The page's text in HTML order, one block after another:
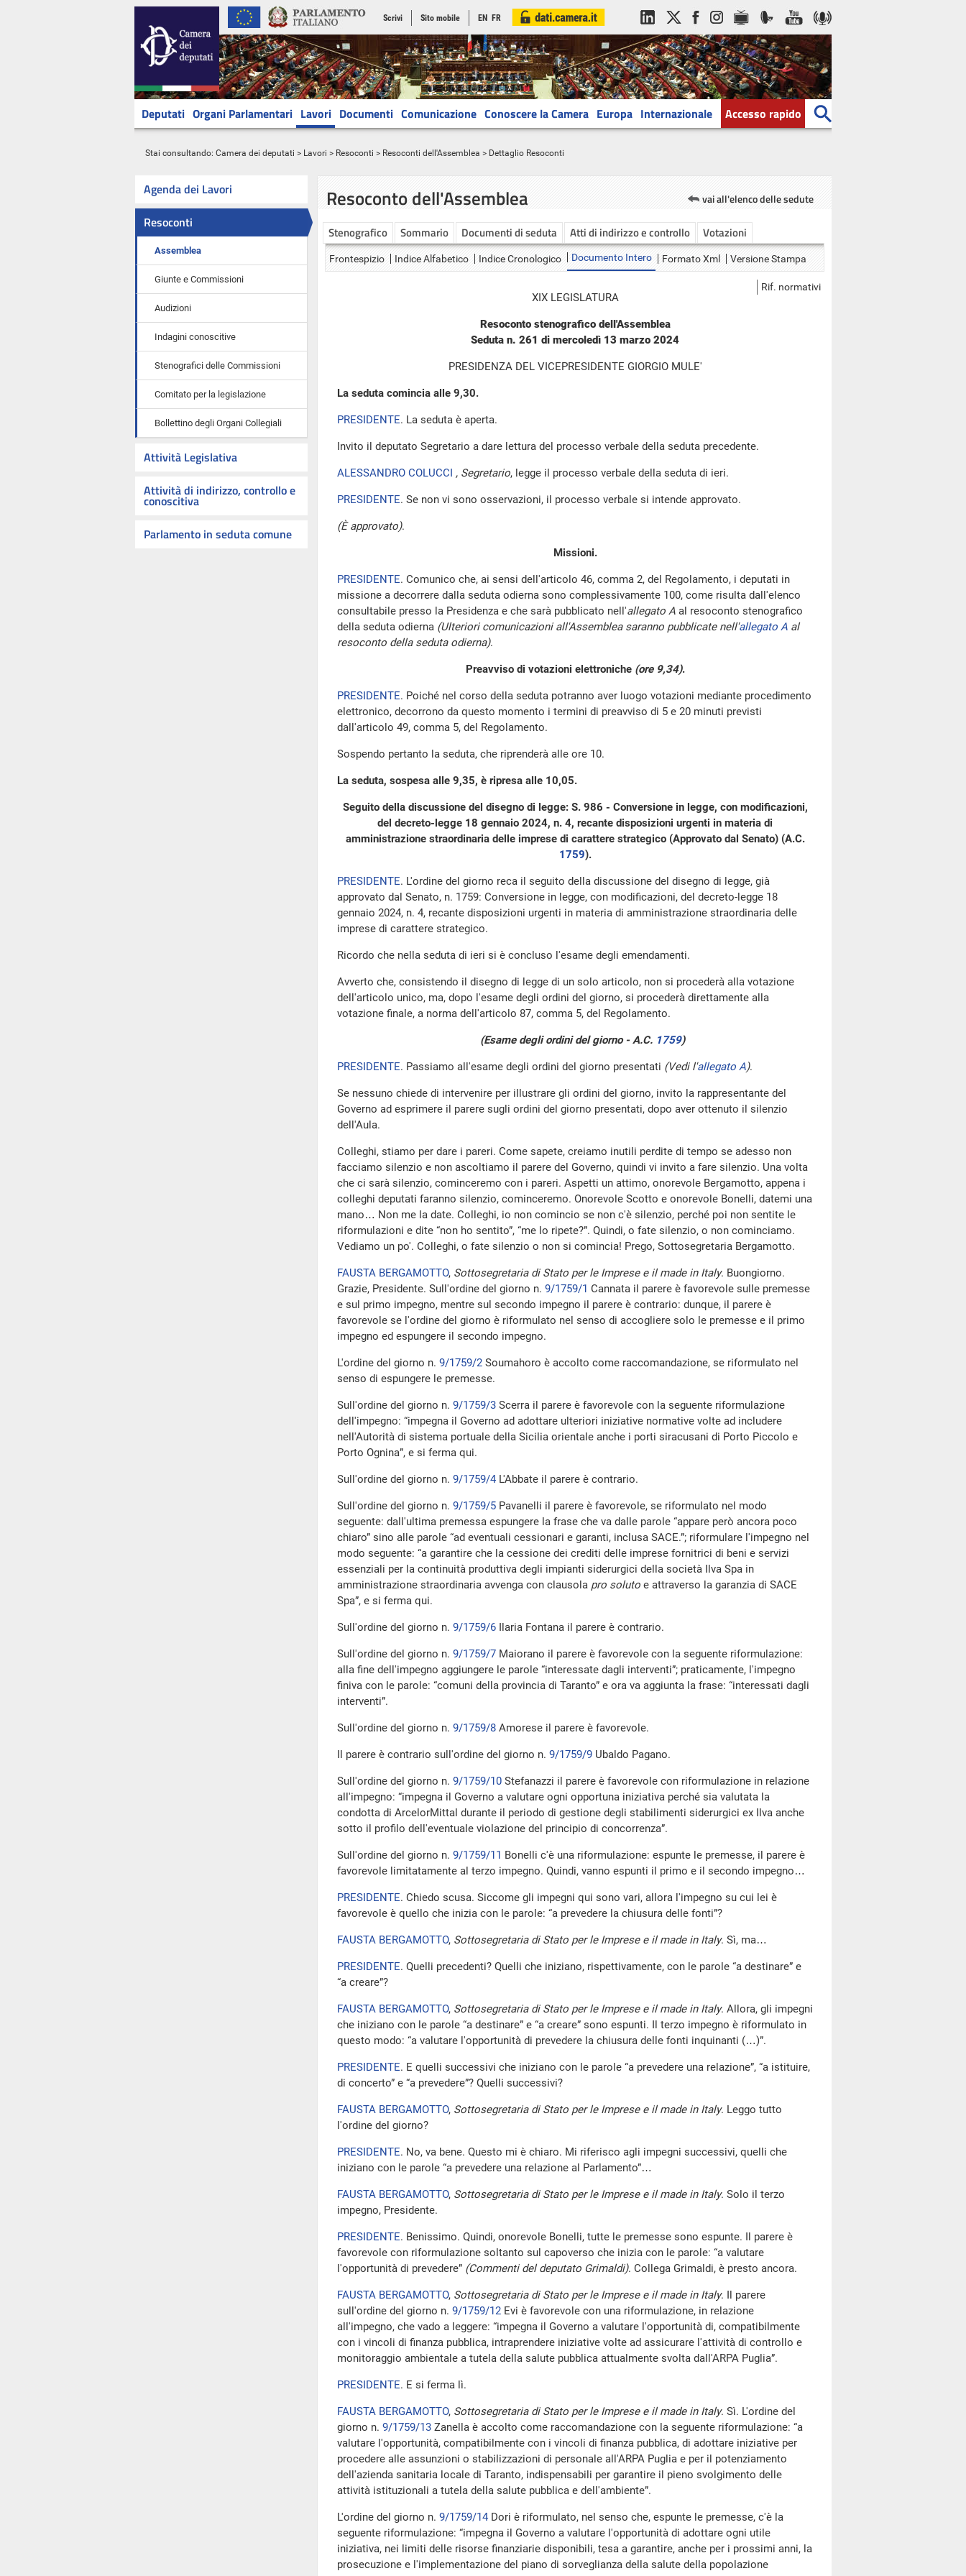
Scrivi Sito mobile EN FR
Deputati Organi Parlamentari Lavori Documenti Comunicazione Conoscere la Camera Europa Internazionale Accesso rapido
Stai consultando: Camera dei deputati > Lavori > Resoconti > Resoconti dell'Assemblea > Dettaglio Resoconti
Agenda dei Lavori
Resoconti
Assemblea
Giunte e Commissioni
Audizioni
Indagini conoscitive
Stenografici delle Commissioni
Comitato per la legislazione
Bollettino degli Organi Collegiali
Attività Legislativa
Attività di indirizzo, controllo e
conoscitiva
Parlamento in seduta comune
Resoconto dell'Assemblea vai all'elenco delle sedute
Stenografico Sommario Documenti di seduta Atti di indirizzo e controllo Votazioni
Frontespizio Indice Alfabetico Indice Cronologico Documento Intero Formato Xml Versione Stampa
Rif. normativi
XIX LEGISLATURA
Resoconto stenografico dell'Assemblea
Seduta n. 261 di mercoledì 13 marzo 2024
PRESIDENZA DEL VICEPRESIDENTE GIORGIO MULE'
La seduta comincia alle 9,30.
PRESIDENTE. La seduta è aperta.
Invito il deputato Segretario a dare lettura del processo verbale della seduta precedente.
ALESSANDRO COLUCCI , Segretario, legge il processo verbale della seduta di ieri.
PRESIDENTE. Se non vi sono osservazioni, il processo verbale si intende approvato.
(È approvato).
Missioni.
PRESIDENTE. Comunico che, ai sensi dell'articolo 46, comma 2, del Regolamento, i deputati in
missione a decorrere dalla seduta odierna sono complessivamente 100, come risulta dall'elenco
consultabile presso la Presidenza e che sarà pubblicato nell'allegato A al resoconto stenografico
della seduta odierna (Ulteriori comunicazioni all'Assemblea saranno pubblicate nell'allegato A al
resoconto della seduta odierna).
Preavviso di votazioni elettroniche (ore 9,34).
PRESIDENTE. Poiché nel corso della seduta potranno aver luogo votazioni mediante procedimento
elettronico, decorrono da questo momento i termini di preavviso di 5 e 20 minuti previsti
dall'articolo 49, comma 5, del Regolamento.
Sospendo pertanto la seduta, che riprenderà alle ore 10.
La seduta, sospesa alle 9,35, è ripresa alle 10,05.
Seguito della discussione del disegno di legge: S. 986 - Conversione in legge, con modificazioni,
del decreto-legge 18 gennaio 2024, n. 4, recante disposizioni urgenti in materia di
amministrazione straordinaria delle imprese di carattere strategico (Approvato dal Senato) (A.C.
1759​).
PRESIDENTE. L'ordine del giorno reca il seguito della discussione del disegno di legge, già
approvato dal Senato, n. 1759: Conversione in legge, con modificazioni, del decreto-legge 18
gennaio 2024, n. 4, recante disposizioni urgenti in materia di amministrazione straordinaria delle
imprese di carattere strategico.
Ricordo che nella seduta di ieri si è concluso l'esame degli emendamenti.
Avverto che, consistendo il disegno di legge di un solo articolo, non si procederà alla votazione
dell'articolo unico, ma, dopo l'esame degli ordini del giorno, si procederà direttamente alla
votazione finale, a norma dell'articolo 87, comma 5, del Regolamento.
(Esame degli ordini del giorno - A.C. 1759​)
PRESIDENTE. Passiamo all'esame degli ordini del giorno presentati (Vedi l'allegato A).
Se nessuno chiede di intervenire per illustrare gli ordini del giorno, invito la rappresentante del
Governo ad esprimere il parere sugli ordini del giorno presentati, dopo aver ottenuto il silenzio
dell'Aula.
Colleghi, stiamo per dare i pareri. Come sapete, creiamo inutili perdite di tempo se adesso non
facciamo silenzio e non ascoltiamo il parere del Governo, quindi vi invito a fare silenzio. Una volta
che ci sarà silenzio, cominceremo con i pareri. Aspetti un attimo, onorevole Bergamotto, appena i
colleghi deputati faranno silenzio, cominceremo. Onorevole Scotto e onorevole Bonelli, datemi una
mano… Non me la date. Colleghi, io non comincio se non c'è silenzio, perché poi non sentite le
riformulazioni e dite “non ho sentito”, “me lo ripete?”. Quindi, o fate silenzio, o non cominciamo.
Vediamo un po'. Colleghi, o fate silenzio o non si comincia! Prego, Sottosegretaria Bergamotto.
FAUSTA BERGAMOTTO, Sottosegretaria di Stato per le Imprese e il made in Italy. Buongiorno.
Grazie, Presidente. Sull'ordine del giorno n. 9/1759/1 Cannata il parere è favorevole sulle premesse
e sul primo impegno, mentre sul secondo impegno il parere è contrario: dunque, il parere è
favorevole se l'ordine del giorno è riformulato nel senso di accogliere solo le premesse e il primo
impegno ed espungere il secondo impegno.
L'ordine del giorno n. 9/1759/2 Soumahoro è accolto come raccomandazione, se riformulato nel
senso di espungere le premesse.
Sull'ordine del giorno n. 9/1759/3 Scerra il parere è favorevole con la seguente riformulazione
dell'impegno: “impegna il Governo ad adottare ulteriori iniziative normative volte ad includere
nell'Autorità di sistema portuale della Sicilia orientale anche i porti siracusani di Porto Piccolo e
Porto Ognina”, e si ferma qui.
Sull'ordine del giorno n. 9/1759/4 L'Abbate il parere è contrario.
Sull'ordine del giorno n. 9/1759/5 Pavanelli il parere è favorevole, se riformulato nel modo
seguente: dall'ultima premessa espungere la frase che va dalle parole “appare però ancora poco
chiaro” sino alle parole “ad eventuali cessionari e garanti, inclusa SACE.”; riformulare l'impegno nel
modo seguente: “a garantire che la cessione dei crediti delle imprese fornitrici di beni e servizi
essenziali per la continuità produttiva degli impianti siderurgici della società Ilva Spa in
amministrazione straordinaria avvenga con clausola pro soluto e attraverso la garanzia di SACE
Spa”, e si ferma qui.
Sull'ordine del giorno n. 9/1759/6 Ilaria Fontana il parere è contrario.
Sull'ordine del giorno n. 9/1759/7 Maiorano il parere è favorevole con la seguente riformulazione:
alla fine dell'impegno aggiungere le parole “interessate dagli interventi”; praticamente, l'impegno
finiva con le parole: “comuni della provincia di Taranto” e ora va aggiunta la frase: “interessati dagli
interventi”.
Sull'ordine del giorno n. 9/1759/8 Amorese il parere è favorevole.
Il parere è contrario sull'ordine del giorno n. 9/1759/9 Ubaldo Pagano.
Sull'ordine del giorno n. 9/1759/10 Stefanazzi il parere è favorevole con riformulazione in relazione
all'impegno: “impegna il Governo a valutare ogni opportuna iniziativa perché sia valutata la
condotta di ArcelorMittal durante il periodo di gestione degli stabilimenti siderurgici ex Ilva anche
sotto il profilo dell'eventuale violazione del principio di concorrenza”.
Sull'ordine del giorno n. 9/1759/11 Bonelli c'è una riformulazione: espunte le premesse, il parere è
favorevole limitatamente al terzo impegno. Quindi, vanno espunti il primo e il secondo impegno…
PRESIDENTE. Chiedo scusa. Siccome gli impegni qui sono vari, allora l'impegno su cui lei è
favorevole è quello che inizia con le parole: “a prevedere la chiusura delle fonti”?
FAUSTA BERGAMOTTO, Sottosegretaria di Stato per le Imprese e il made in Italy. Sì, ma…
PRESIDENTE. Quelli precedenti? Quelli che iniziano, rispettivamente, con le parole “a destinare” e
“a creare”?
FAUSTA BERGAMOTTO, Sottosegretaria di Stato per le Imprese e il made in Italy. Allora, gli impegni
che iniziano con le parole “a destinare” e “a creare” sono espunti. Il terzo impegno è riformulato in
questo modo: “a valutare l'opportunità di prevedere la chiusura delle fonti inquinanti (…)”.
PRESIDENTE. E quelli successivi che iniziano con le parole “a prevedere una relazione”, “a istituire,
di concerto” e “a prevedere”? Quelli successivi?
FAUSTA BERGAMOTTO, Sottosegretaria di Stato per le Imprese e il made in Italy. Leggo tutto
l'ordine del giorno?
PRESIDENTE. No, va bene. Questo mi è chiaro. Mi riferisco agli impegni successivi, quelli che
iniziano con le parole “a prevedere una relazione al Parlamento”…
FAUSTA BERGAMOTTO, Sottosegretaria di Stato per le Imprese e il made in Italy. Solo il terzo
impegno, Presidente.
PRESIDENTE. Benissimo. Quindi, onorevole Bonelli, tutte le premesse sono espunte. Il parere è
favorevole con riformulazione soltanto sul capoverso che inizia con le parole: “a valutare
l'opportunità di prevedere” (Commenti del deputato Grimaldi). Collega Grimaldi, è presto ancora.
FAUSTA BERGAMOTTO, Sottosegretaria di Stato per le Imprese e il made in Italy. Il parere
sull'ordine del giorno n. 9/1759/12 Evi è favorevole con una riformulazione, in relazione
all'impegno, che vado a leggere: “impegna il Governo a valutare l'opportunità di, compatibilmente
con i vincoli di finanza pubblica, intraprendere iniziative volte ad assicurare l'attività di controllo e
monitoraggio ambientale a tutela della salute pubblica attualmente svolta dall'ARPA Puglia”.
PRESIDENTE. E si ferma lì.
FAUSTA BERGAMOTTO, Sottosegretaria di Stato per le Imprese e il made in Italy. Sì. L'ordine del
giorno n. 9/1759/13 Zanella è accolto come raccomandazione con la seguente riformulazione: “a
valutare l'opportunità, compatibilmente con i vincoli di finanza pubblica, di adottare iniziative per
procedere alle assunzioni o stabilizzazioni di personale all'ARPA Puglia e per il potenziamento
dell'azienda sanitaria locale di Taranto, indispensabili per garantire il pieno svolgimento delle
attività istituzionali a tutela della salute pubblica e dell'ambiente”.
L'ordine del giorno n. 9/1759/14 Dori è riformulato, nel senso che, espunte le premesse, c'è la
seguente riformulazione: “impegna il Governo a valutare l'opportunità di adottare ogni utile
iniziativa, nei limiti delle risorse finanziarie disponibili, tesa a garantire, anche per i prossimi anni, la
prosecuzione e l'implementazione del piano di sorveglianza della salute della popolazione